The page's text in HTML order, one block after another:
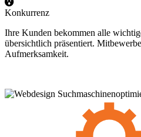
Konkurrenz
Ihre Kunden bekommen alle
übersichtlich präsentiert.
Aufmerksamkeit.